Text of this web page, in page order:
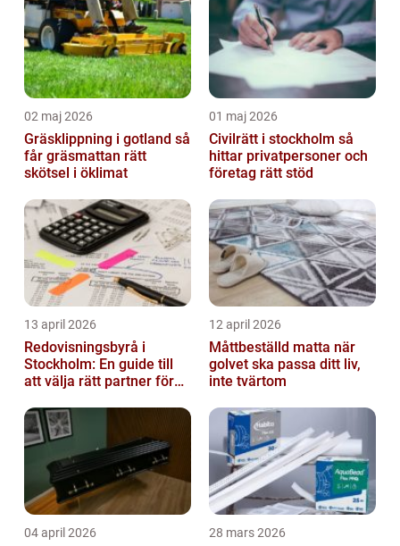
02 maj 2026
Gräsklippning i gotland så
får gräsmattan rätt
skötsel i öklimat
01 maj 2026
Civilrätt i stockholm så
hittar privatpersoner och
företag rätt stöd
13 april 2026
Redovisningsbyrå i
Stockholm: En guide till
att välja rätt partner för
12 april 2026
Måttbeställd matta när
golvet ska passa ditt liv,
inte tvärtom
04 april 2026 28 mars 2026